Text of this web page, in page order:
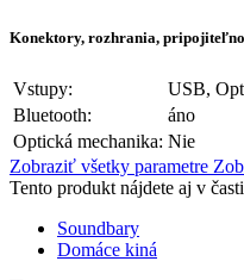
Konektory, rozhrania,
Vstupy:
USB,
Bluetooth:
áno
Optická mechanika: Nie
Zobraziť všetky parametre
Tento produkt nájdete aj v
Soundbary
Domáce kiná